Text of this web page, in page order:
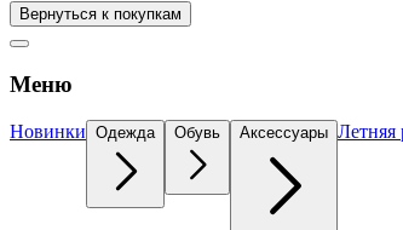
Вернуться к покупкам
Меню
Новинки Одежда Обувь Аксессуары Летняя